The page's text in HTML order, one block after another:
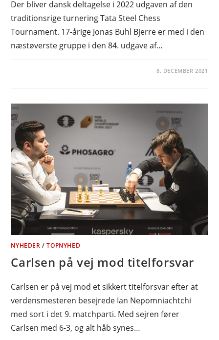
Der bliver dansk deltagelse i 2022 udgaven af den
traditionsrige turnering Tata Steel Chess
Tournament. 17-årige Jonas Buhl Bjerre er med i den
næstøverste gruppe i den 84. udgave af…
8. DECEMBER 2021
NYHEDER /TOPNYHED
Carlsen på vej mod titelforsvar
Carlsen er på vej mod et sikkert titelforsvar efter at
verdensmesteren besejrede Ian Nepomniachtchi
med sort i det 9. matchparti. Med sejren fører
Carlsen med 6-3, og alt håb synes…